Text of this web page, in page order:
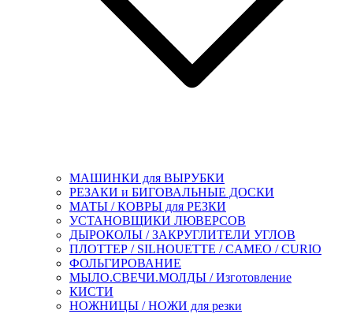
МАШИНКИ для ВЫРУБКИ
РЕЗАКИ и БИГОВАЛЬНЫЕ ДОСКИ
МАТЫ / КОВРЫ для РЕЗКИ
УСТАНОВЩИКИ ЛЮВЕРСОВ
ДЫРОКОЛЫ / ЗАКРУГЛИТЕЛИ УГЛОВ
ПЛОТТЕР / SILHOUETTE / CAMEO / CURIO
ФОЛЬГИРОВАНИЕ
МЫЛО.СВЕЧИ.МОЛДЫ / Изготовление
КИСТИ
НОЖНИЦЫ / НОЖИ для резки